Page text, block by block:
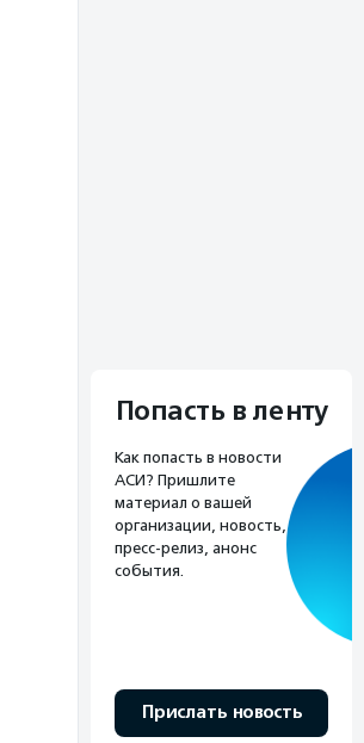
«Перспектива»
РООИ «Перспектива» помогает
и подросткам с инвалидностью
образование, проводит
Волонтеры РООИ
административные задачи,
Попасть в ленту
Как попасть в новости
АСИ? Пришлите
материал о вашей
организации, новость,
пресс-релиз, анонс
события.
Прислать новость